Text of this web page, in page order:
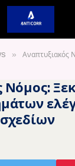
» Αναπτυξιακός Νόμος: Ξεκινά η
Νόμος: